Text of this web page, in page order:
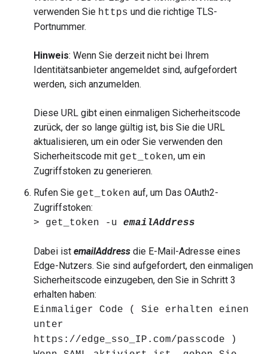
verwenden Sie https und die richtige TLS-
Portnummer.
Hinweis: Wenn Sie derzeit nicht bei Ihrem
Identitätsanbieter angemeldet sind, aufgefordert
werden, sich anzumelden.
Diese URL gibt einen einmaligen Sicherheitscode
zurück, der so lange gültig ist, bis Sie die URL
aktualisieren, um ein oder Sie verwenden den
Sicherheitscode mit get_token, um ein
Zugriffstoken zu generieren.
Rufen Sie get_token auf, um Das OAuth2-
Zugriffstoken:
> get_token -u emailAddress
Dabei ist emailAddress die E-Mail-Adresse eines
Edge-Nutzers. Sie sind aufgefordert, den einmaligen
Sicherheitscode einzugeben, den Sie in Schritt 3
erhalten haben:
Einmaliger Code ( Sie erhalten einen
unter
https://edge_sso_IP.com/passcode )